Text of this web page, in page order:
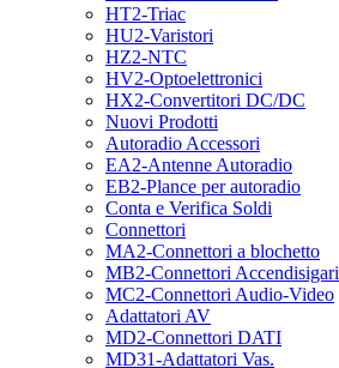
HT2-Triac
HU2-Varistori
HZ2-NTC
HV2-Optoelettronici
HX2-Convertitori DC/DC
Nuovi Prodotti
Autoradio Accessori
EA2-Antenne Autoradio
EB2-Plance per autoradio
Conta e Verifica Soldi
Connettori
MA2-Connettori a blochetto
MB2-Connettori Accendisigari
MC2-Connettori Audio-Video
Adattatori AV
MD2-Connettori DATI
MD31-Adattatori Vas.